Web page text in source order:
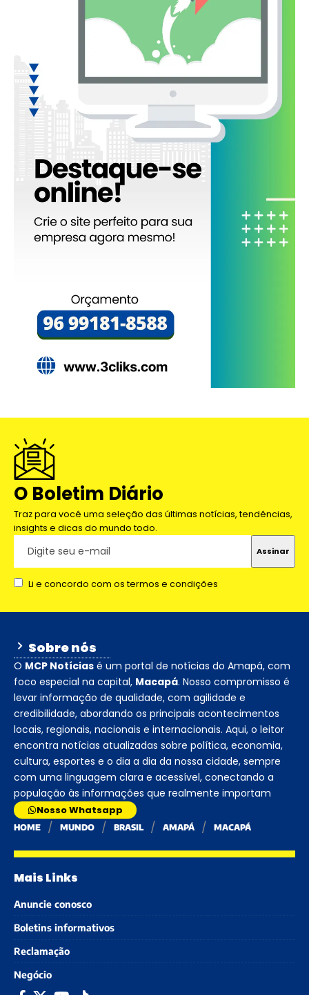
O Boletim Diário
Traz para você uma seleção das últimas notícias, tendências,
insights e dicas do mundo todo.
Li e concordo com os termos e condições
Sobre nós
O MCP Notícias é um portal de notícias do Amapá, com
foco especial na capital, Macapá. Nosso compromisso é
levar informação de qualidade, com agilidade e
credibilidade, abordando os principais acontecimentos
locais, regionais, nacionais e internacionais. Aqui, o leitor
encontra notícias atualizadas sobre política, economia,
cultura, esportes e o dia a dia da nossa cidade, sempre
com uma linguagem clara e acessível, conectando a
população às informações que realmente importam
Nosso Whatsapp
HOME MUNDO BRASIL AMAPÁ MACAPÁ
Mais Links
Anuncie conosco
Boletins informativos
Reclamação
Negócio